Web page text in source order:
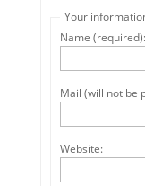
Your
Name (required):
Mail (will not be
Website: